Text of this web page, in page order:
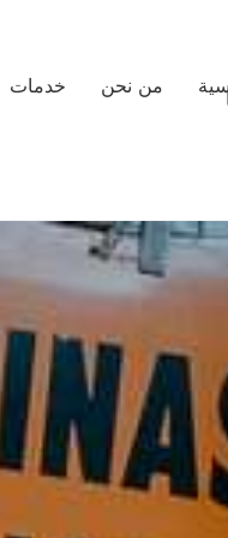
من نحن خدمات